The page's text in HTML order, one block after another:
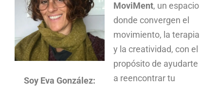
Soy Eva González:
MoviMent, un espacio
donde convergen el
movimiento, la terapia
y la creatividad, con el
propósito de ayudarte
a reencontrar tu